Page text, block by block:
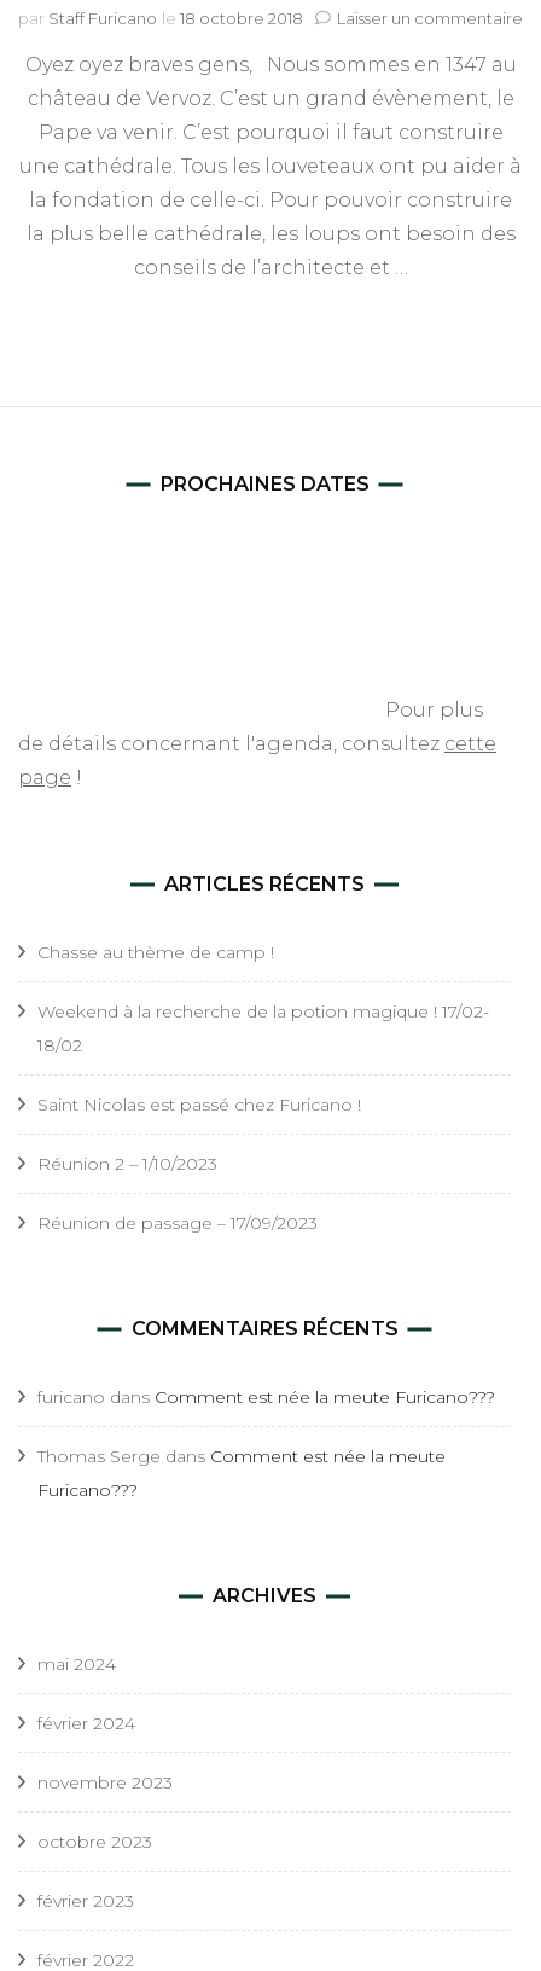
par Staff Furicano le 18 octobre 2018 Laisser un commentaire
Oyez oyez braves gens, Nous sommes en 1347 au
château de Vervoz. C’est un grand évènement, le
Pape va venir. C’est pourquoi il faut construire
une cathédrale. Tous les louveteaux ont pu aider à
la fondation de celle-ci. Pour pouvoir construire
la plus belle cathédrale, les loups ont besoin des
conseils de l’architecte et …
PROCHAINES DATES
Pour plus
de détails concernant l'agenda, consultez cette
page !
ARTICLES RÉCENTS
Chasse au thème de camp !
Weekend à la recherche de la potion magique ! 17/02-
18/02
Saint Nicolas est passé chez Furicano !
Réunion 2 – 1/10/2023
Réunion de passage – 17/09/2023
COMMENTAIRES RÉCENTS
furicano dans Comment est née la meute Furicano???
Thomas Serge dans Comment est née la meute
Furicano???
ARCHIVES
mai 2024
février 2024
novembre 2023
octobre 2023
février 2023
février 2022